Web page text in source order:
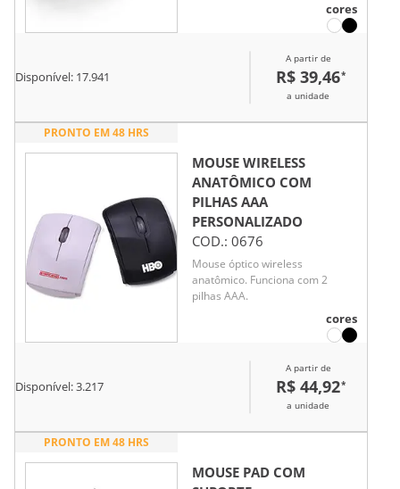
USB para conexão rápida. Um
brinde corporativo moderno e
experiência tecnológica diária.
cores
Disponível: 17.941
A partir de
R$ 39,46*
a unidade
PRONTO EM 48 HRS
MOUSE WIRELESS
ANATÔMICO COM
PILHAS AAA
PERSONALIZADO
COD.: 0676
Mouse óptico wireless
anatômico. Funciona com 2
pilhas AAA.
cores
Disponível:3.217
A partir de
R$ 44,92*
a unidade
PRONTO EM 48 HRS
MOUSE PAD COM